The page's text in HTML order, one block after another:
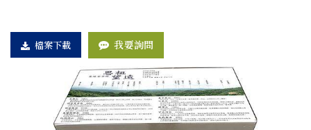
檔案下載 我要詢問